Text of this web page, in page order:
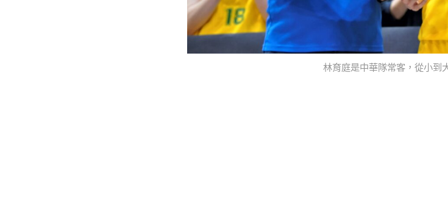
林育庭是中華隊常客，從小到